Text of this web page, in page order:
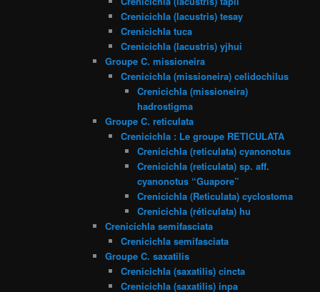
Crenicichla (lacustris) tesay
Crenicichla tuca
Crenicichla (lacustris) yjhui
Groupe C. missioneira
Crenicichla (missioneira) celidochilus
Crenicichla (missioneira)
hadrostigma
Groupe C. reticulata
Crenicichla : Le groupe RETICULATA
Crenicichla (reticulata) cyanonotus
Crenicichla (reticulata) sp. aff.
cyanonotus “Guapore”
Crenicichla (Reticulata) cyclostoma
Crenicichla (réticulata) hu
Crenicichla semifasciata
Crenicichla semifasciata
Groupe C. saxatilis
Crenicichla (saxatilis) cincta
Crenicichla (saxatilis) inpa